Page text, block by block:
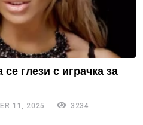
глези с играчка за
11, 2025
3234